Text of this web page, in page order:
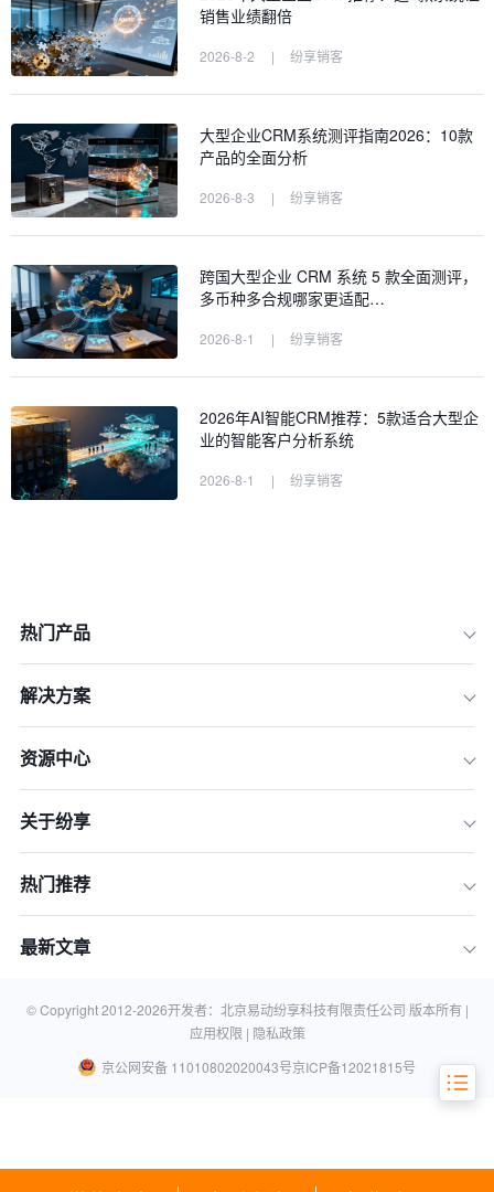
2026年大中企业CRM选型的三大核心
评估框架：拆解CRM系统的五大关键维
总结：如何为你的企业做出正确决策
销售业绩翻倍
2026-8-2 | 纷享销客
大型企业CRM系统测评指南2026：10款
产品的全面分析
2026-8-3 | 纷享销客
跨国大型企业 CRM 系统 5 款全面测评，
多币种多合规哪家更适配…
2026-8-1 | 纷享销客
2026年AI智能CRM推荐：5款适合大型企
业的智能客户分析系统
2026-8-1 | 纷享销客
热门产品
解决方案
资源中心
关于纷享
热门推荐
最新文章
© Copyright 2012-2026开发者：北京易动纷享科技有限责任公司 版本所有 |
应用权限 | 隐私政策
京公网安备 11010802020043号京ICP备12021815号